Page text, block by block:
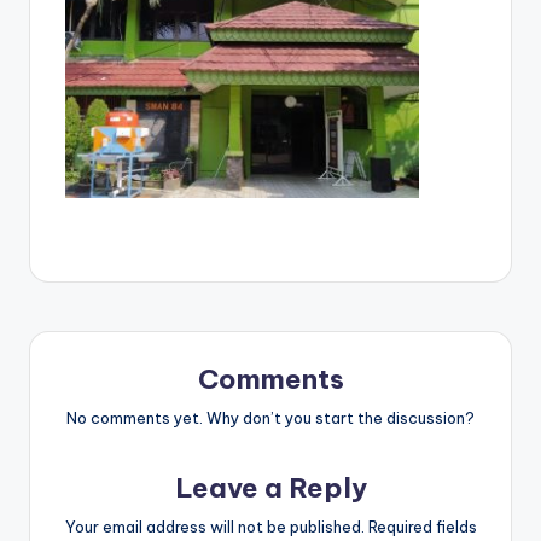
Comments
No comments yet. Why don’t you start the discussion?
Leave a Reply
Your email address will not be published. Required fields